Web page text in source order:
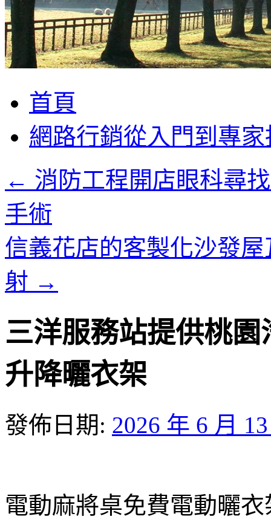
至
要
首頁
網路行銷從入門到專家
← 消防工程開店眼科尋
手術
信義花店的客製化沙發
射 →
三洋服務站提供桃
升降曬衣架
發佈日期: 2026 年 6 月
電動麻將桌免費電動曬